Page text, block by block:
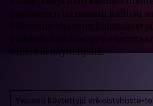
avaruuteen tai muihin kalliisti
kohteisiin sijoitetut kohtaukset ja
joukkokohtaukset joissa
tuhansia näyttelijöitä.
Yleisesti käytettyjä erikoistehoste-